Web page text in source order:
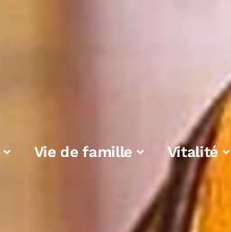
Vie de famille Vitalité